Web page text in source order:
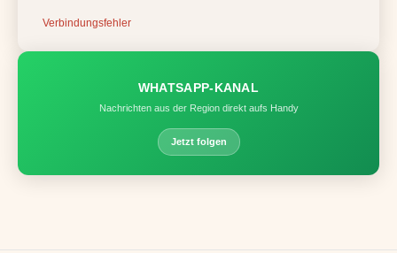
Verbindungsfehler
WHATSAPP-KANAL
Nachrichten aus der Region direkt aufs Handy
Jetzt folgen